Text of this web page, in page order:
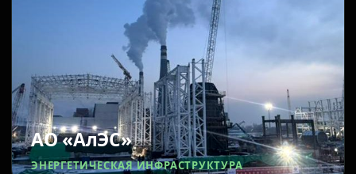
АО «АлЭС»
ЭНЕРГЕТИЧЕСКАЯ ИНФРАСТРУКТУРА